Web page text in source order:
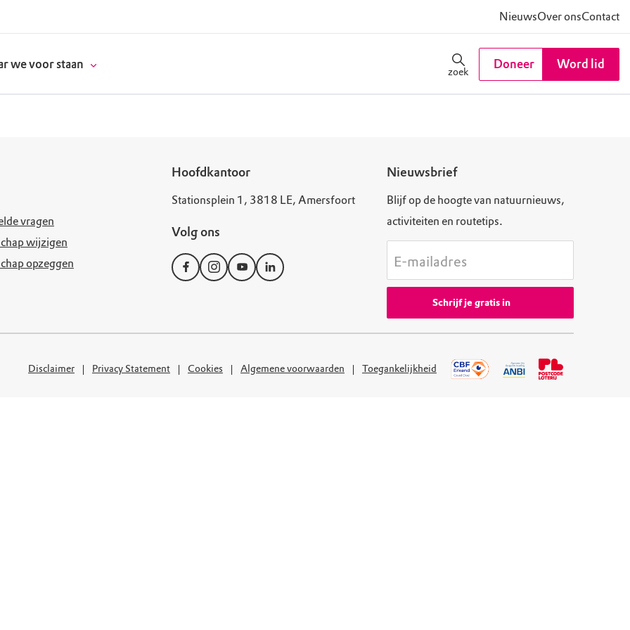
NieuwsOver onsContact
we voor staan
zoek
Doneer Word lid
vragen
wijzigen
opzeggen
Hoofdkantoor
Stationsplein 1, 3818 LE, Amersfoort
Volg ons
Nieuwsbrief
Blijf op de hoogte van natuurnieuws,
activiteiten en routetips.
E-mailadres
Schrijf je gratis in
Disclaimer Privacy Statement Cookies Algemene voorwaarden Toegankelijkheid